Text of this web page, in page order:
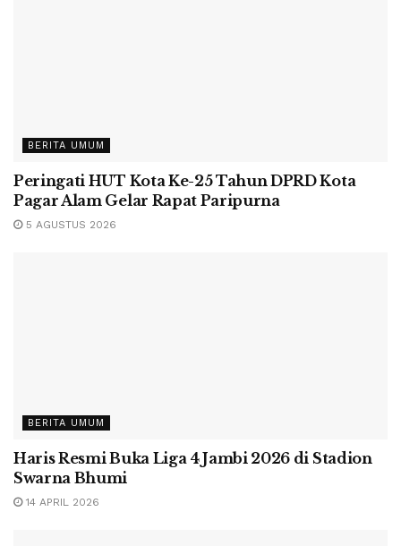
BERITA UMUM
Peringati HUT Kota Ke-25 Tahun DPRD Kota
Pagar Alam Gelar Rapat Paripurna
5 AGUSTUS 2026
BERITA UMUM
Haris Resmi Buka Liga 4 Jambi 2026 di Stadion
Swarna Bhumi
14 APRIL 2026